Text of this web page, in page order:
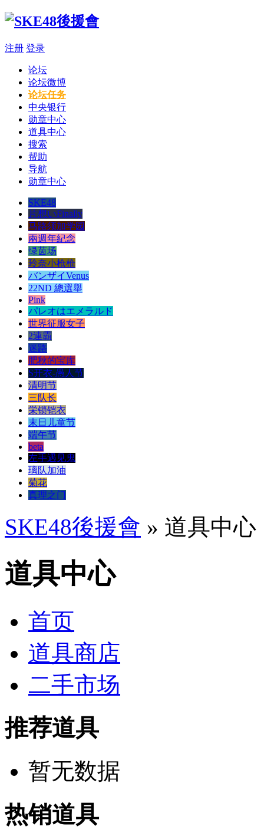
注册 登录
论坛
论坛微博
论坛任务
中央银行
勋章中心
道具中心
搜索
帮助
导航
勋章中心
SKE48
片想いFinally
马路须加学园
兩週年紀念
绿茵场
玲奈小枪枪
バンザイVenus
22ND 總選舉
Pink
パレオはエメラルド
世界征服女子
2連霸
迷路
肥秋的宝库
S开衣-愚人节
清明节
三队长
栄锁铠衣
末日儿童节
端午节
beta
左手遇见鬼
璃队加油
菊花
真理之门
SKE48後援會 » 道具中心
道具中心
首页
道具商店
二手市场
推荐道具
暂无数据
热销道具